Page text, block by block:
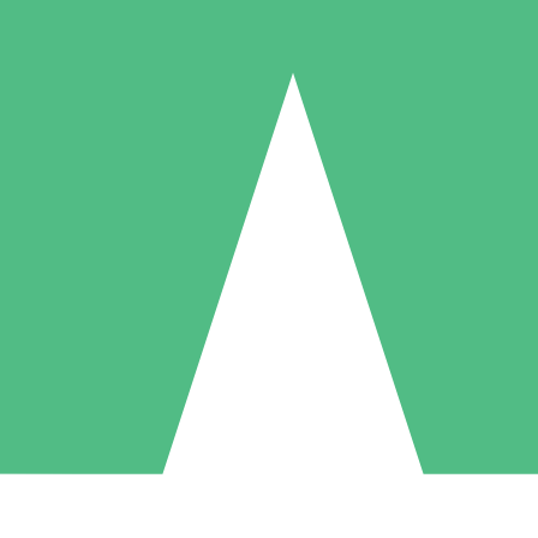
Packs de Crédits Individuels
à l'utilisation avec des crédits de téléchargement. Sans engagement
5 Téléchargements
US$